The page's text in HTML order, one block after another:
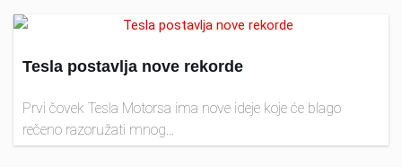
Tesla postavlja nove rekorde
Prvi čovek Tesla Motorsa ima nove ideje koje će blago
rečeno razoružati mnog...